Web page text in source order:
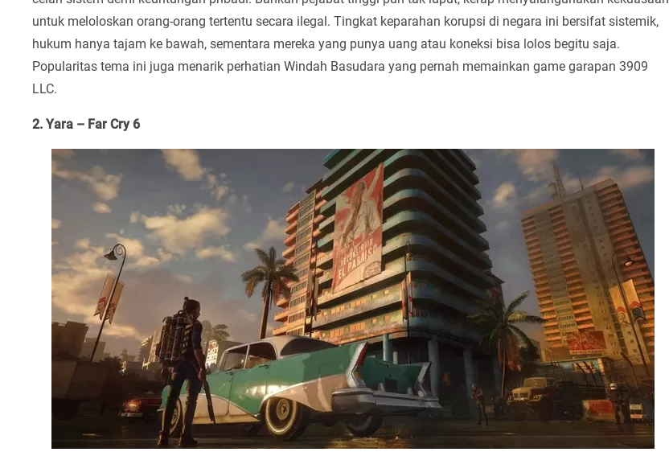
untuk meloloskan orang-orang tertentu secara ilegal. Tingkat keparahan korupsi di negara ini bersifat sistemik,
hukum hanya tajam ke bawah, sementara mereka yang punya uang atau koneksi bisa lolos begitu saja.
Popularitas tema ini juga menarik perhatian Windah Basudara yang pernah memainkan game garapan 3909
LLC.
2. Yara – Far Cry 6